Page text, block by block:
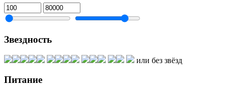
Звездность
или без звёзд
Питание